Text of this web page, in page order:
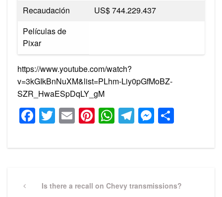
Recaudación
US$ 744.229.437​
Películas de
Pixar
https://www.youtube.com/watch?
v=3kGIkBnNuXM&list=PLhm-Liy0pGfMoBZ-
SZR_HwaESpDqLY_gM
Facebook
Twitter
EmailPinterest
WhatsApp
Telegram
navigation
PreviousIs there a recall on Chevy transmissions?